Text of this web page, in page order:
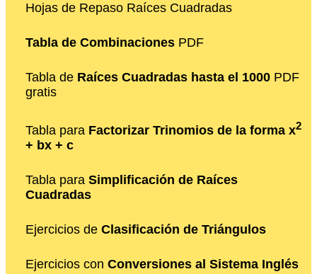
Hojas de Repaso Raíces Cuadradas
Tabla de Combinaciones PDF
Tabla de Raíces Cuadradas hasta el 1000 PDF
gratis
Tabla para Factorizar Trinomios de la forma x2
+ bx + c
Tabla para Simplificación de Raíces
Cuadradas
Ejercicios de Clasificación de Triángulos
Ejercicios con Conversiones al Sistema Inglés